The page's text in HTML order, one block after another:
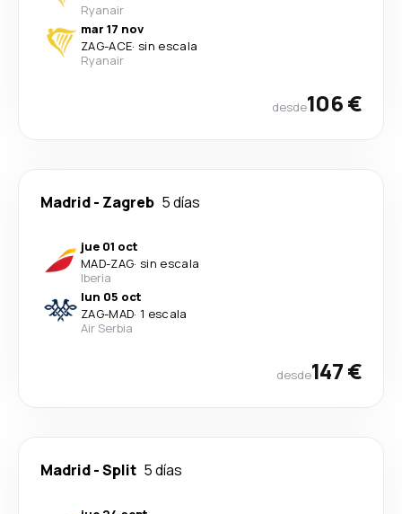
Ryanair
mar 17 nov
ZAG-ACE· sin escala
Ryanair
desde106 €
Madrid- Zagreb 5 días
jue 01 oct
MAD-ZAG· sin escala
Iberia
lun 05 oct
ZAG-MAD· 1 escala
Air Serbia
desde147 €
Madrid-Split 5 días